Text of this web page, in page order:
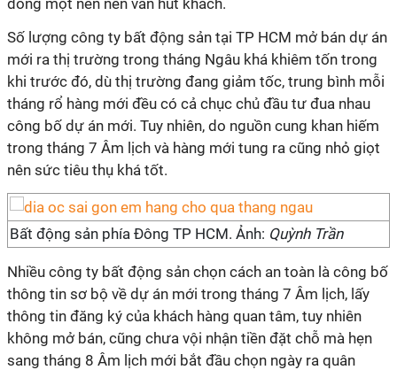
đồng một nền nên vẫn hút khách.
Số lượng công ty bất động sản tại TP HCM mở bán dự án
mới ra thị trường trong tháng Ngâu khá khiêm tốn trong
khi trước đó, dù thị trường đang giảm tốc, trung bình mỗi
tháng rổ hàng mới đều có cả chục chủ đầu tư đua nhau
công bố dự án mới. Tuy nhiên, do nguồn cung khan hiếm
trong tháng 7 Âm lịch và hàng mới tung ra cũng nhỏ giọt
nên sức tiêu thụ khá tốt.
Bất động sản phía Đông TP HCM. Ảnh: Quỳnh Trần
Nhiều công ty bất động sản chọn cách an toàn là công bố
thông tin sơ bộ về dự án mới trong tháng 7 Âm lịch, lấy
thông tin đăng ký của khách hàng quan tâm, tuy nhiên
không mở bán, cũng chưa vội nhận tiền đặt chỗ mà hẹn
sang tháng 8 Âm lịch mới bắt đầu chọn ngày ra quân